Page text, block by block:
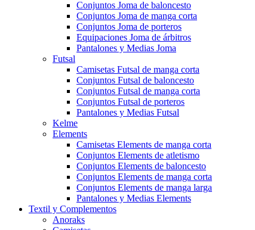
Conjuntos Joma de baloncesto
Conjuntos Joma de manga corta
Conjuntos Joma de porteros
Equipaciones Joma de árbitros
Pantalones y Medias Joma
Futsal
Camisetas Futsal de manga corta
Conjuntos Futsal de baloncesto
Conjuntos Futsal de manga corta
Conjuntos Futsal de porteros
Pantalones y Medias Futsal
Kelme
Elements
Camisetas Elements de manga corta
Conjuntos Elements de atletismo
Conjuntos Elements de baloncesto
Conjuntos Elements de manga corta
Conjuntos Elements de manga larga
Pantalones y Medias Elements
Textil y Complementos
Anoraks